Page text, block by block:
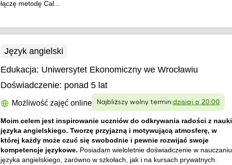
łączę metodę Cal...
Język angielski
Edukacja: Uniwersytet Ekonomiczny we Wrocławiu
Doświadczenie: ponad 5 lat
Możliwość zajęć online Najbliższy wolny termin:dzisiaj o 20:00
Moim celem jest inspirowanie uczniów do odkrywania radości z nauki
języka angielskiego. Tworzę przyjazną i motywującą atmosferę, w
której każdy może czuć się swobodnie i pewnie rozwijać swoje
kompetencje językowe. Posiadam wieloletnie doświadczenie w nauczaniu
języka angielskiego, zarówno w szkołach, jak i na kursach prywatnych.